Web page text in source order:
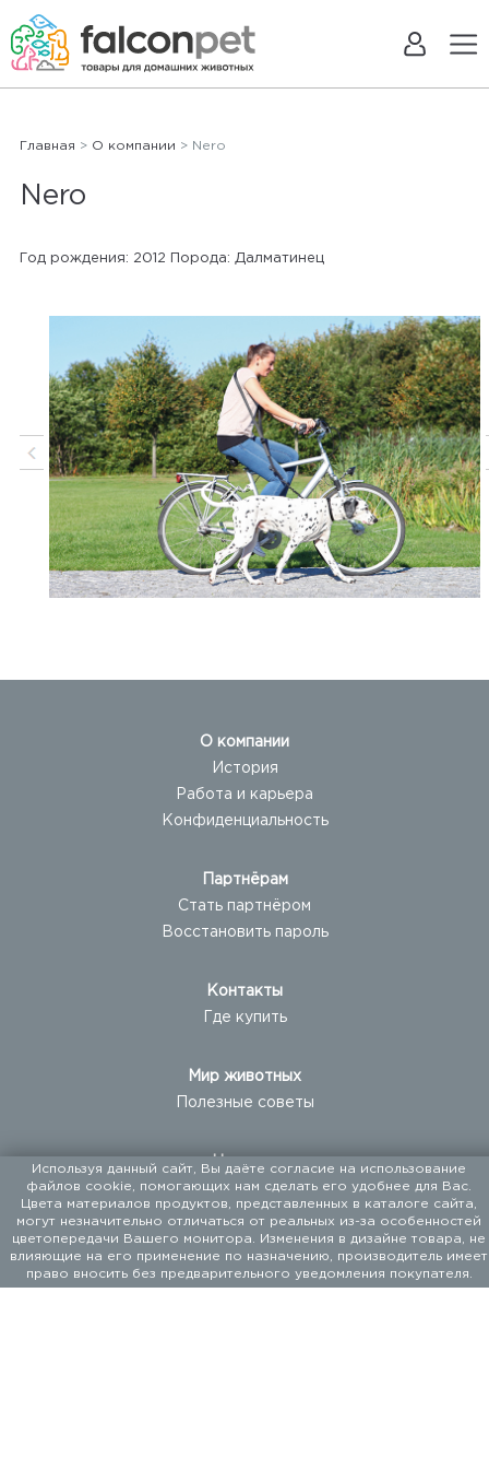
Главная > О компании > Nero
Nero
Год рождения: 2012 Порода: Далматинец
О компании
История
Работа и карьера
Конфиденциальность
Партнёрам
Стать партнёром
Восстановить пароль
Контакты
Где купить
Мир животных
Полезные советы
Новости
Новые продукты
События
Используя данный сайт, Вы даёте согласие на использование
файлов cookie, помогающих нам сделать его удобнее для Вас.
Цвета материалов продуктов, представленных в каталоге сайта,
могут незначительно отличаться от реальных из-за особенностей
цветопередачи Вашего монитора. Изменения в дизайне товара, не
влияющие на его применение по назначению, производитель имеет
право вносить без предварительного уведомления покупателя.